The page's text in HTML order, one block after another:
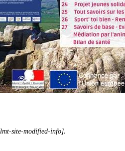
site-modified-info].